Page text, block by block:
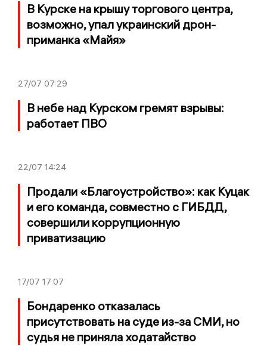
В Курске на крышу торгового центра,
возможно, упал украинский дрон-
приманка «Майя»
27/07 07:29
В небе над Курском гремят взрывы:
работает ПВО
22/07 14:24
Продали «Благоустройство»: как Куцак
и его команда, совместно с ГИБДД,
совершили коррупционную
приватизацию
17/07 17:07
Бондаренко отказалась
присутствовать на суде из-за СМИ, но
судья не приняла ходатайство